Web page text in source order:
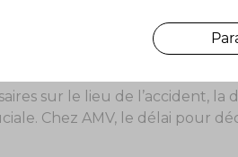
D’AMV
sur le lieu de l’accident, la
Chez AMV, le délai pour